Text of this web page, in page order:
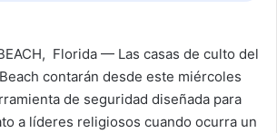
Florida — Las casas de culto del
contarán desde este miércoles
de seguridad diseñada para
a líderes religiosos cuando ocurra un